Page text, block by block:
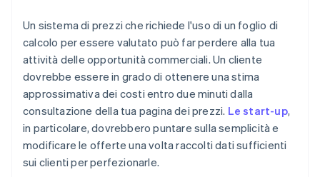
Un sistema di prezzi che richiede l'uso di un foglio di
calcolo per essere valutato può far perdere alla tua
attività delle opportunità commerciali. Un cliente
dovrebbe essere in grado di ottenere una stima
approssimativa dei costi entro due minuti dalla
consultazione della tua pagina dei prezzi. Le start-up,
in particolare, dovrebbero puntare sulla semplicità e
modificare le offerte una volta raccolti dati sufficienti
sui clienti per perfezionarle.